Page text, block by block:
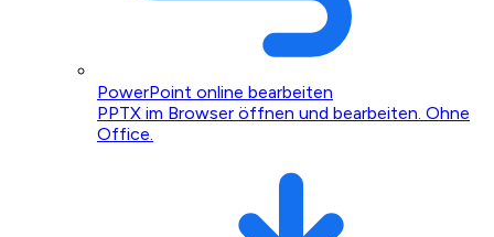
PowerPoint online bearbeiten
PPTX im Browser öffnen und bearbeiten. Ohne
Office.